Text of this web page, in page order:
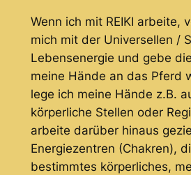
Wenn ich mit REIKI arbeite,
mich mit der Universellen /
Lebensenergie und gebe
meine Hände an das Pferd
lege ich meine Hände z.B.
körperliche Stellen oder
arbeite darüber hinaus
Energiezentren (Chakren),
bestimmtes körperliches,